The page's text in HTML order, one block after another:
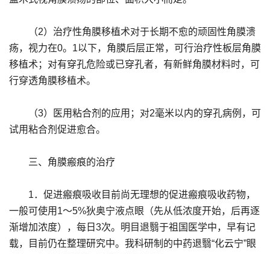
（2）治疗性角膜移植术对于长期不愈的顽固性角膜溃
疡，视力在0。1以下，角膜后层正常，可行治疗性板层角膜
移植术；对有穿孔危险或已穿孔者，有新鲜角膜材料时，可
行穿透角膜移植术。
（3）医用粘合剂的应用；对2毫米以内的穿孔病例，可
试用粘合剂促进愈合。
三、角膜瘢痕的治疗
1．促进瘢痕吸收目前尚无理想的促进瘢痕吸收药物，
一般可使用1～5%狄奥宁液点眼（先从低浓度开始，后再逐
渐增加浓度），每日3次。明目退翳于祖国医学中，早有记
载，目前仍在整理研究中。我科研制的中药退翳“化云宁”眼